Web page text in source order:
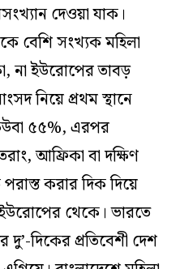
দেওয়া যাক।
বেশি সংখ্যক মহিলা
না ইউরোপের তাবড়
নিয়ে প্রথম স্থানে
৫৫%, এরপর
আফ্রিকা বা দক্ষিণ
করার দিক দিয়ে
থেকে। ভারতে
দিকের প্রতিবেশী দেশ